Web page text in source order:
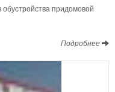
придомовой
Подробнее